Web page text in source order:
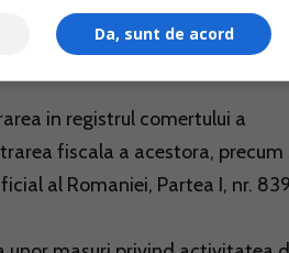
Oficial al Romaniei, Partea I,
in registrul comertului a
fiscala a acestora, precum
al Romaniei, Partea I, nr.
Da, sunt de acord